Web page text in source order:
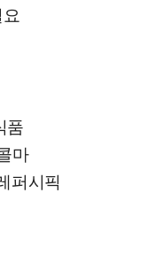
품
마
퍼시픽